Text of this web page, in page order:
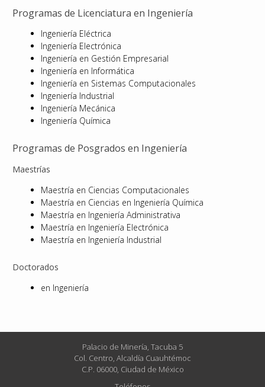
Programas de Licenciatura en Ingeniería
Ingeniería Eléctrica
Ingeniería Electrónica
Ingeniería en Gestión Empresarial
Ingeniería en Informática
Ingeniería en Sistemas Computacionales
Ingeniería Industrial
Ingeniería Mecánica
Ingeniería Química
Programas de Posgrados en Ingeniería
Maestrías
Maestría en Ciencias Computacionales
Maestría en Ciencias en Ingeniería Química
Maestría en Ingeniería Administrativa
Maestría en Ingeniería Electrónica
Maestría en Ingeniería Industrial
Doctorados
en Ingeniería
Palacio de Minería, Tacuba 5
Col. Centro, Alcaldía Cuauhtémoc
C.P. 06000, Ciudad de México